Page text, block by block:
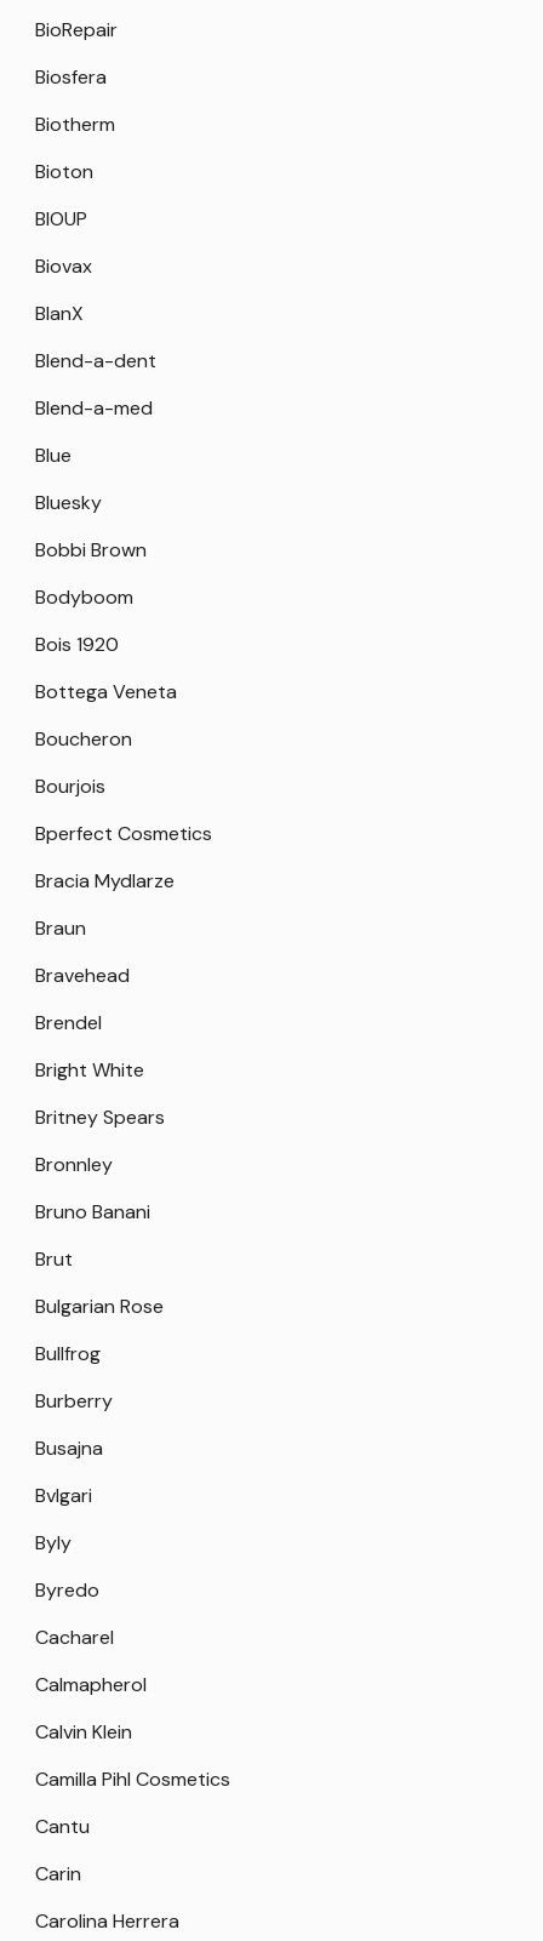
BioRepair
Biosfera
Biotherm
Bioton
BIOUP
Biovax
BlanX
Blend-a-dent
Blend-a-med
Blue
Bluesky
Bobbi Brown
Bodyboom
Bois 1920
Bottega Veneta
Boucheron
Bourjois
Bperfect Cosmetics
Bracia Mydlarze
Braun
Bravehead
Brendel
Bright White
Britney Spears
Bronnley
Bruno Banani
Brut
Bulgarian Rose
Bullfrog
Burberry
Busajna
Bvlgari
Byly
Byredo
Cacharel
Calmapherol
Calvin Klein
Camilla Pihl Cosmetics
Cantu
Carin
Carolina Herrera